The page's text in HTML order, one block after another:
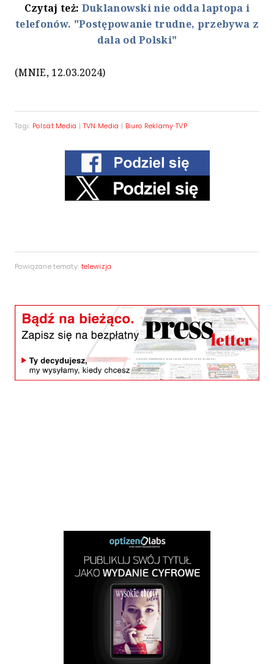
Czytaj też: Duklanowski nie odda laptopa i
telefonów. "Postępowanie trudne, przebywa z
dala od Polski"
(MNIE, 12.03.2024)
Tagi: Polsat Media | TVN Media | Biuro Reklamy TVP
Powiązane tematy: telewizja